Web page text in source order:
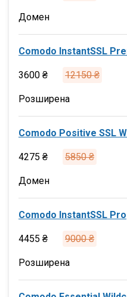
Домен
Comodo InstantSSL
3600 ₴ 12150 ₴
Розширена
Comodo Positive SSL
4275 ₴ 5850 ₴
Домен
Comodo InstantSSL Pro
4455 ₴ 9000 ₴
Розширена